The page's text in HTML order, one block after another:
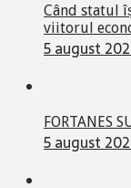
Când statul
viitorul
5 august
FORTANES
5 august